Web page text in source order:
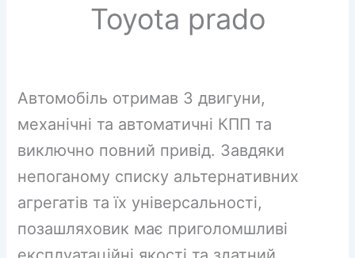
Toyota prado
Автомобіль отримав 3 двигуни,
механічні та автоматичні КПП та
виключно повний привід. Завдяки
непоганому списку альтернативних
агрегатів та їх універсальності,
позашляховик має приголомшливі